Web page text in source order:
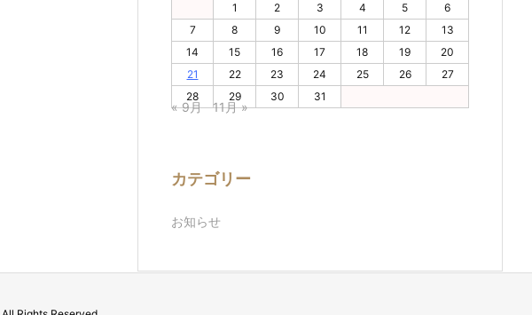
1
2 3 4 5
6
7
8 9 10 11 12
13
14
15 16 17 18 19
20
21
22 23 24 25 26
27
28
29 30 31
« 9月 11月 »
カテゴリー
お知らせ